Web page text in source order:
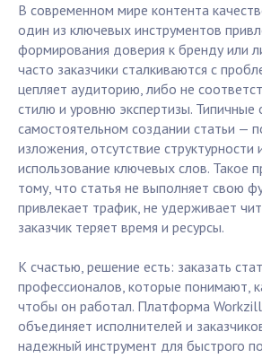
В современном мире контента
один из ключевых инструментов
формирования доверия к бренду или
часто заказчики сталкиваются с
цепляет аудиторию, либо не
стилю и уровню экспертизы. Типичные
самостоятельном создании статьи —
изложения, отсутствие структурности
использование ключевых слов. Такое
тому, что статья не выполняет свою
привлекает трафик, не удерживает
заказчик теряет время и ресурсы.
К счастью, решение есть: заказать
профессионалов, которые понимают,
чтобы он работал. Платформа
объединяет исполнителей и
надежный инструмент для быстрого